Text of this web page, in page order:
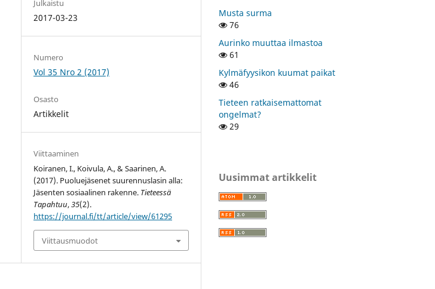
Julkaistu
2017-03-23
Numero
Vol 35 Nro 2 (2017)
Osasto
Artikkelit
Viittaaminen
Koiranen, I., Koivula, A., & Saarinen, A.
(2017). Puoluejäsenet suurennuslasin alla:
Jäsenten sosiaalinen rakenne. Tieteessä
Tapahtuu,35(2).
https://journal.fi/tt/article/view/61295
Viittausmuodot
Musta surma
76
Aurinko muuttaa ilmastoa
61
Kylmäfyysikon kuumat paikat
46
Tieteen ratkaisemattomat
ongelmat?
29
Uusimmat artikkelit